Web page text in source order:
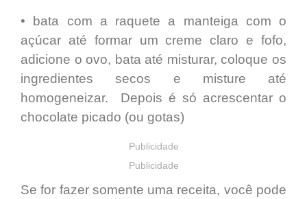
• bata com a raquete a manteiga com o
açúcar até formar um creme claro e fofo,
adicione o ovo, bata até misturar, coloque os
ingredientes secos e misture até
homogeneizar. Depois é só acrescentar o
chocolate picado (ou gotas)
Publicidade
Publicidade
Se for fazer somente uma receita, você pode